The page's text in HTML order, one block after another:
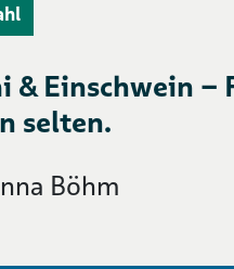
& Einschwein –
selten.
Böhm